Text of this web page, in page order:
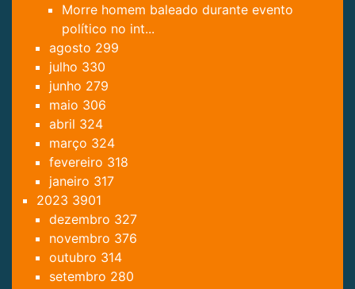
Morre homem baleado durante evento
político no int...
agosto 299
julho 330
junho 279
maio 306
abril 324
março 324
fevereiro 318
janeiro 317
2023 3901
dezembro 327
novembro 376
outubro 314
setembro 280